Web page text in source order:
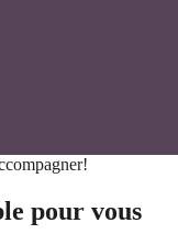
pour vous